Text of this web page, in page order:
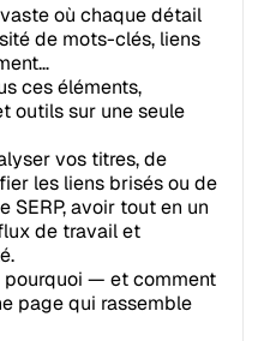
où chaque détail
de mots-clés, liens
ces éléments,
outils sur une seule
vos titres, de
les liens brisés ou de
SERP, avoir tout en un
de travail et
pourquoi — et comment
page qui rassemble